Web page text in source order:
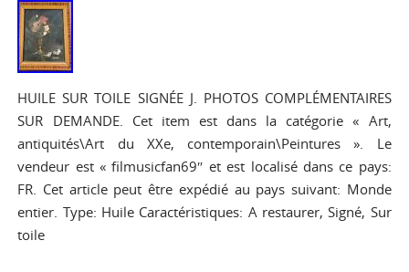
HUILE SUR TOILE SIGNÉE J. PHOTOS COMPLÉMENTAIRES
SUR DEMANDE. Cet item est dans la catégorie « Art,
antiquités\Art du XXe, contemporain\Peintures ». Le
vendeur est « filmusicfan69″ et est localisé dans ce pays:
FR. Cet article peut être expédié au pays suivant: Monde
entier. Type: Huile Caractéristiques: A restaurer, Signé, Sur
toile